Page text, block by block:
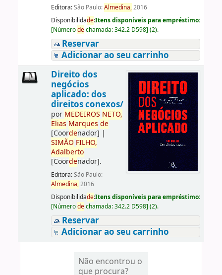
Editora:São Paulo:Almedina,2016
Disponibilidade:Itens disponíveis para empréstimo:
[Númerodechamada:342.2 D598] (2).
Reservar
Adicionar ao seu carrinho
Direito dos
negócios
aplicado: dos
direitos conexos/
por MEDEIROS NETO,
Elias Marques de
[Coordenador] |
SIMÃO FILHO,
Adalberto
[Coordenador].
Editora:São Paulo:
Almedina,2016
Disponibilidade:Itens disponíveis para empréstimo:
[Númerodechamada:342.2 D598] (2).
Reservar
Adicionar ao seu carrinho
Não encontrou o
que procura?